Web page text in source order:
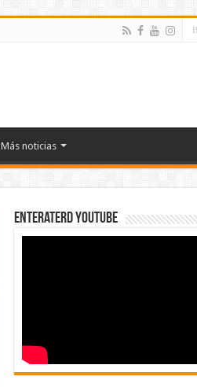
Más noticias
EnterateRD YOUTUBE